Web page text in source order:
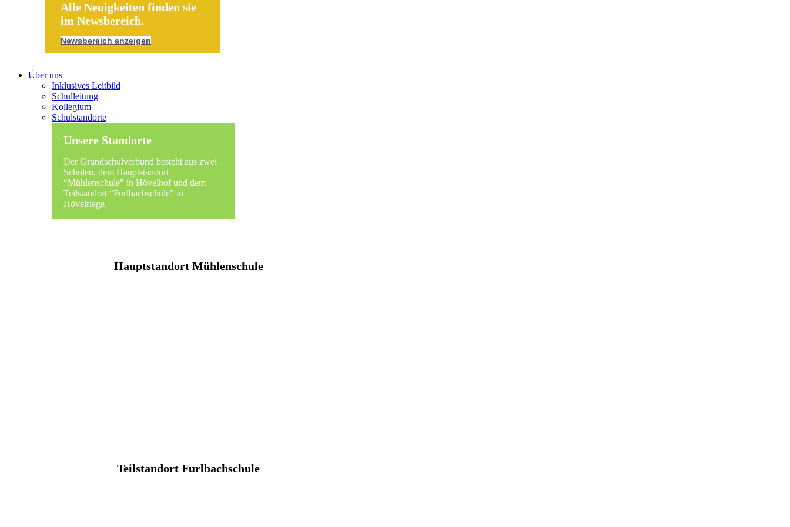
Alle Neuigkeiten finden sie
im Newsbereich.
Newsbereich anzeigen
Über uns
Inklusives Leitbild
Schulleitung
Kollegium
Schulstandorte
Unsere Standorte
Der Grundschulverbund besteht aus zwei
Schulen, dem Hauptstandort
“Mühlenschule” in Hövelhof und dem
Teilstandort “Furlbachschule” in
Hövelriege.
Hauptstandort Mühlenschule
Teilstandort Furlbachschule